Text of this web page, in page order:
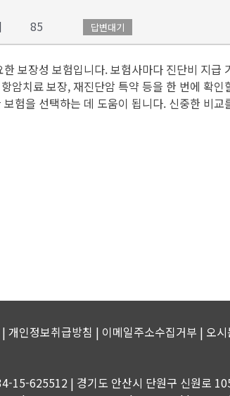
85 답변대기
보장성 보험입니다. 보험사마다 진단비 지
암치료 보장, 재진단암 특약 등을 한 번에 확
험을 선택하는 데 도움이 됩니다. 신중한 비
개인정보취급방침 | 이메일주소수집거부 | 오
15-625512 | 경기도 안산시 단원구 신원로